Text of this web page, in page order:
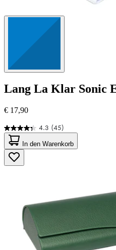
Lang La Klar Sonic
€ 17,90
4.3 (45)
4.3
von
5
Sternen.
45
In den Warenkorb